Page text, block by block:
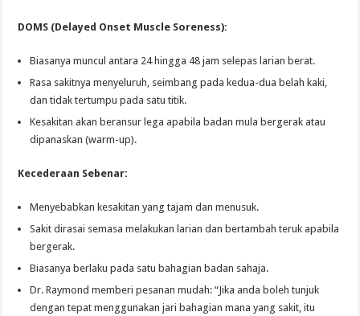
DOMS (Delayed Onset Muscle Soreness):
Biasanya muncul antara 24 hingga 48 jam selepas larian berat.
Rasa sakitnya menyeluruh, seimbang pada kedua-dua belah kaki,
dan tidak tertumpu pada satu titik.
Kesakitan akan beransur lega apabila badan mula bergerak atau
dipanaskan (warm-up).
Kecederaan Sebenar:
Menyebabkan kesakitan yang tajam dan menusuk.
Sakit dirasai semasa melakukan larian dan bertambah teruk apabila
bergerak.
Biasanya berlaku pada satu bahagian badan sahaja.
Dr. Raymond memberi pesanan mudah: “Jika anda boleh tunjuk
dengan tepat menggunakan jari bahagian mana yang sakit, itu